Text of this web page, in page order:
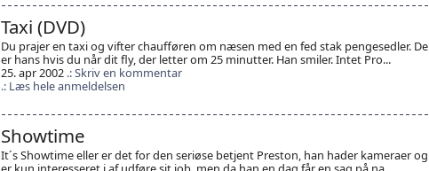
Taxi (DVD)
Du prajer en taxi og vifter chaufføren om næsen med en fed stak pengesedler. De
er hans hvis du når dit fly, der letter om 25 minutter. Han smiler. Intet Pro...
25. apr 2002
Skriv en kommentar
Læs hele anmeldelsen
Showtime
It´s Showtime eller er det for den seriøse betjent Preston, han hader kameraer og